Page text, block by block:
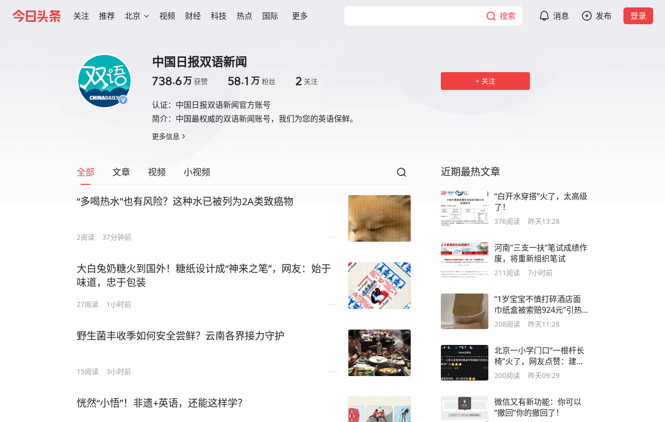
关注 推荐 北京 视频 财经 科技 热点 国际 更多 搜索 消息 发布 登录
中国日报双语新闻
738.6万 获赞 58.1 万 粉丝 2 关注
认证： 中国日报双语新闻官方账号
简介： 中国最权威的双语新闻账号，我们为您的英语保鲜。
更多信息
关注
全部 文章 视频 小视频
“多喝热水”也有风险？这种水已被列为2A类致癌物
2阅读 37分钟前
大白兔奶糖火到国外！糖纸设计成“神来之笔”，网友：始于
味道，忠于包装
27阅读 1小时前
野生菌丰收季如何安全尝鲜？云南各界接力守护
15阅读 3小时前
恍然“小悟”！非遗+英语，还能这样学？
近期最热文章
“白开水穿搭”火了，太高级
了！
376阅读 昨天13:28
河南“三支一扶”笔试成绩作
废，将重新组织笔试
211 阅读 7小时前
“1岁宝宝不慎打碎酒店面
巾纸盒被索赔924元”引热
议，涉事酒店回应
208阅读 昨天11:28
北京一小学门口“一根杆长
椅”火了，网友点赞：建议
全国推广
200阅读 昨天09:29
微信又有新功能：你可以
“撤回”你的撤回了！